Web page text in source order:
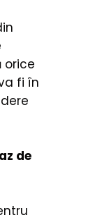
orice
fi în
de